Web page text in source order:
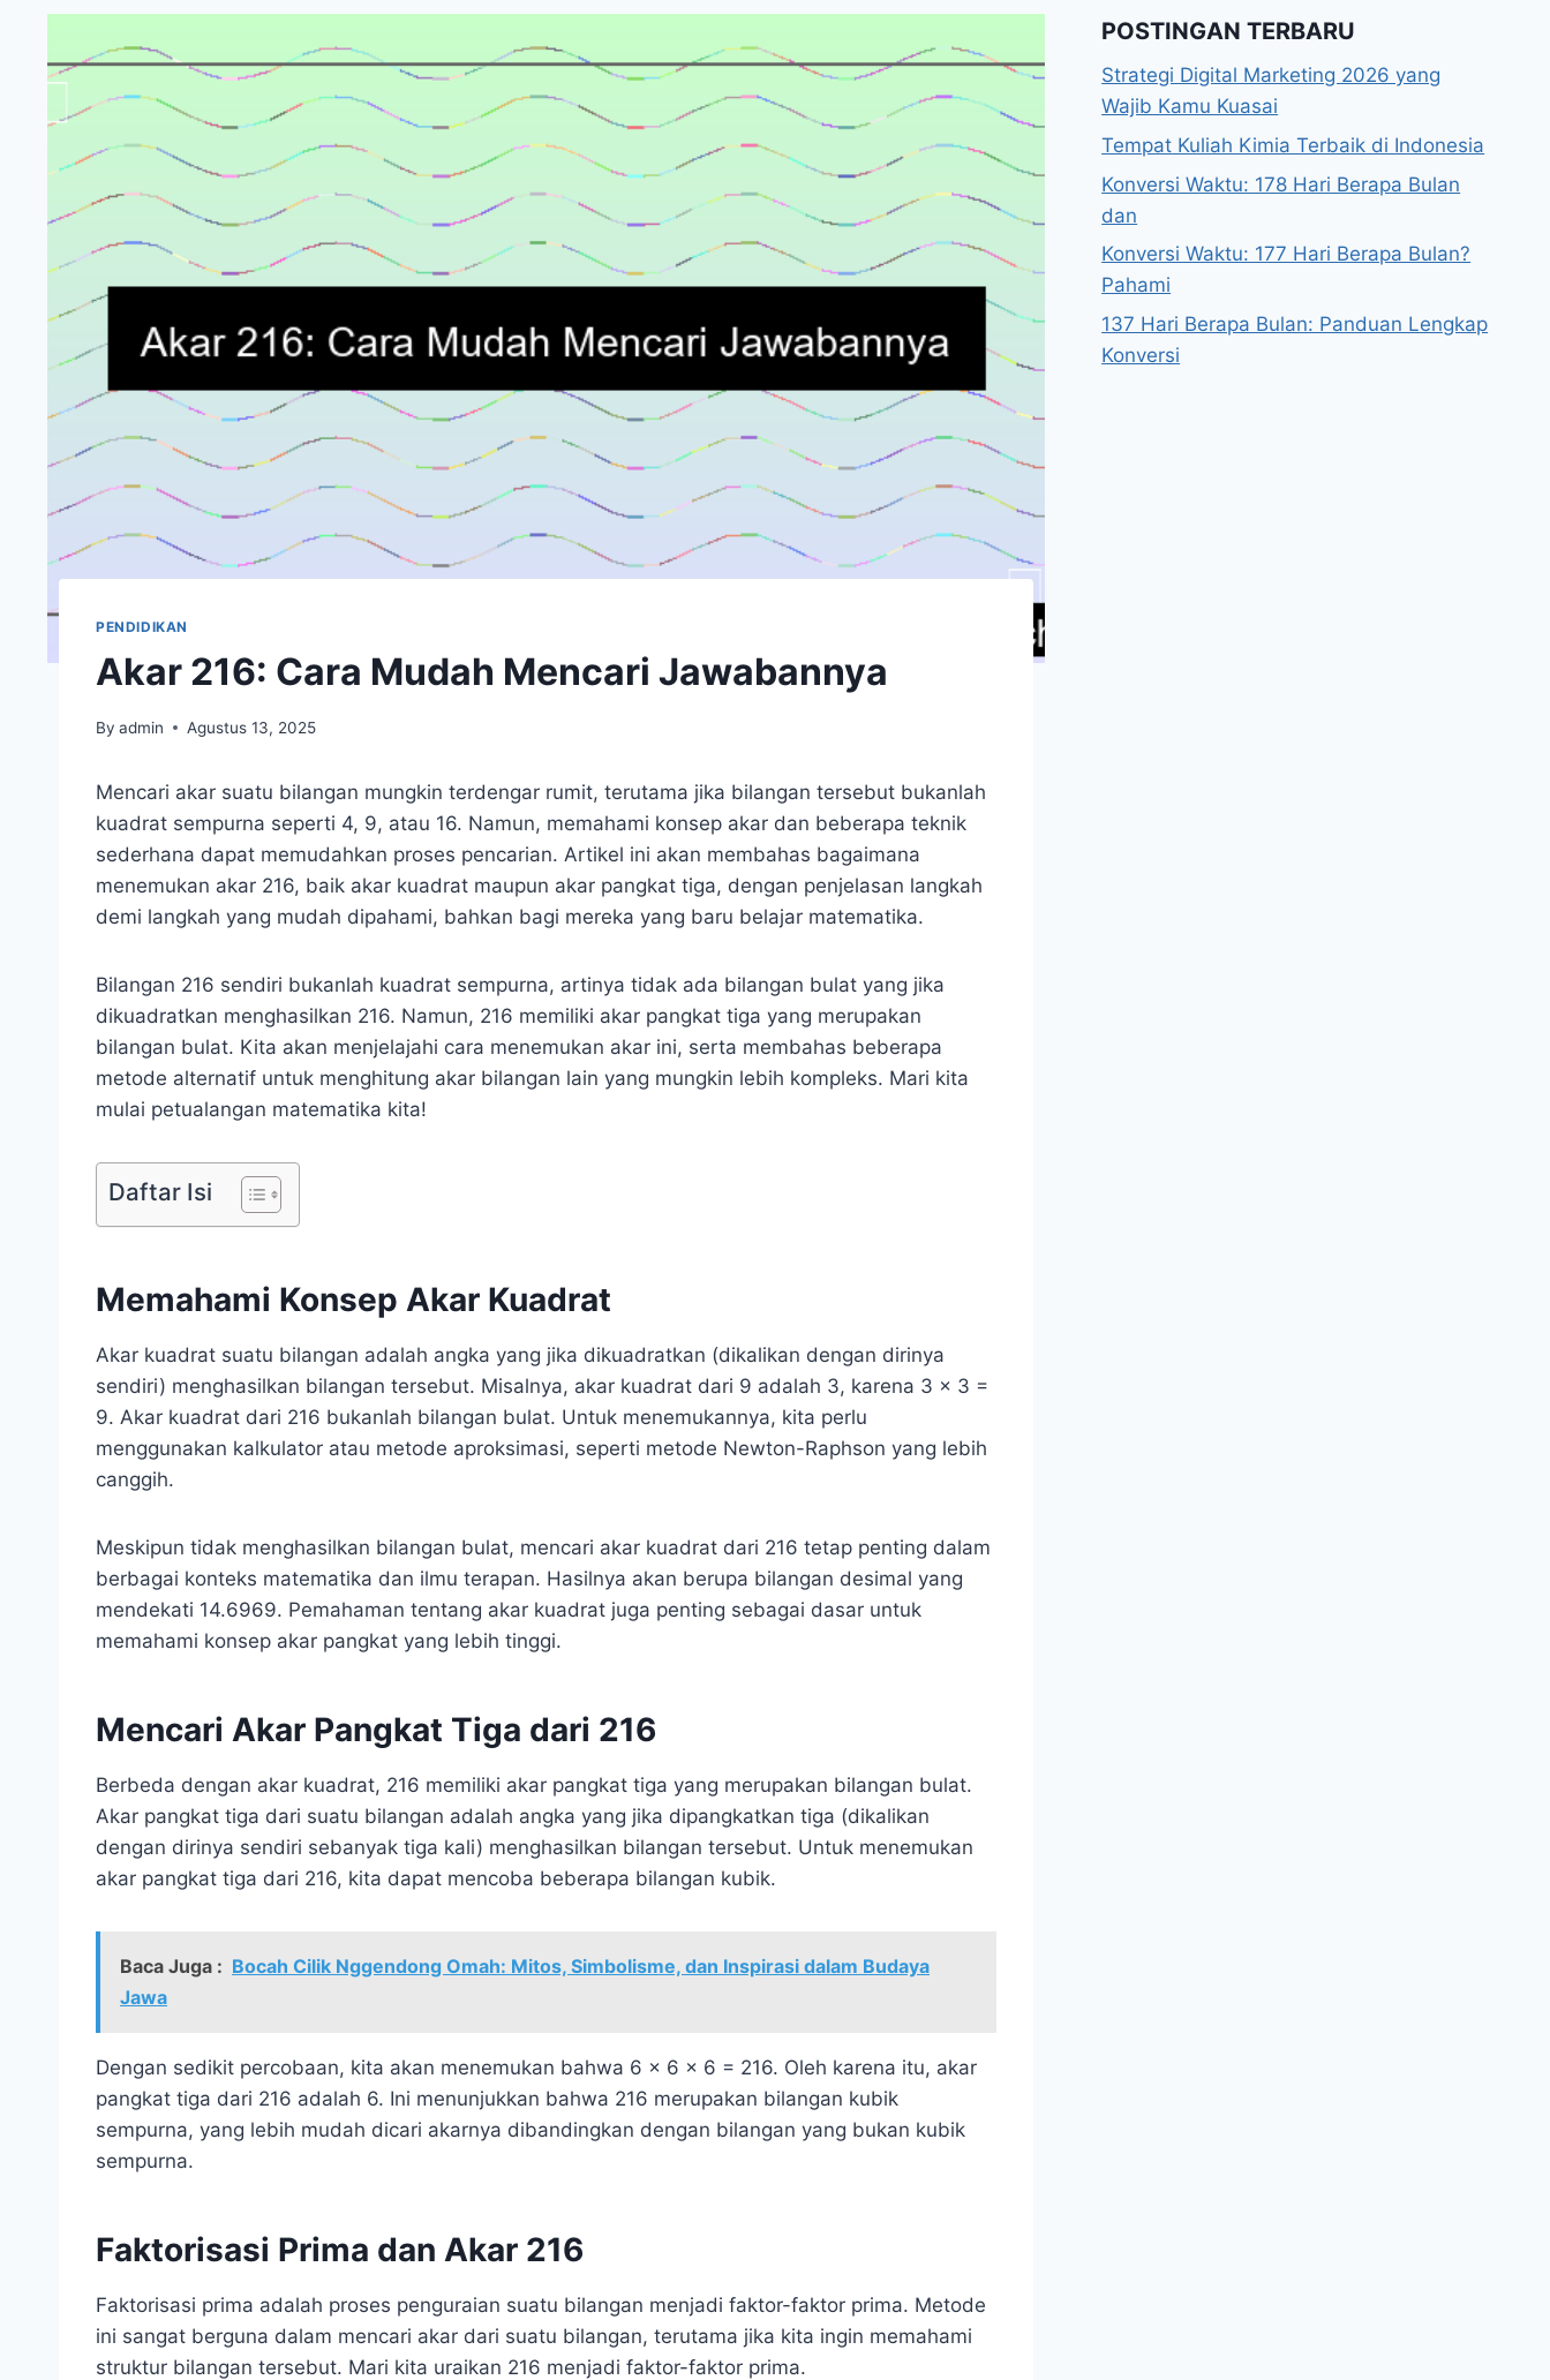
PENDIDIKAN
Akar 216: Cara Mudah Mencari Jawabannya
By admin Agustus 13, 2025
Mencari akar suatu bilangan mungkin terdengar rumit, terutama jika bilangan tersebut bukanlah
kuadrat sempurna seperti 4, 9, atau 16. Namun, memahami konsep akar dan beberapa teknik
sederhana dapat memudahkan proses pencarian. Artikel ini akan membahas bagaimana
menemukan akar 216, baik akar kuadrat maupun akar pangkat tiga, dengan penjelasan langkah
demi langkah yang mudah dipahami, bahkan bagi mereka yang baru belajar matematika.
Bilangan 216 sendiri bukanlah kuadrat sempurna, artinya tidak ada bilangan bulat yang jika
dikuadratkan menghasilkan 216. Namun, 216 memiliki akar pangkat tiga yang merupakan
bilangan bulat. Kita akan menjelajahi cara menemukan akar ini, serta membahas beberapa
metode alternatif untuk menghitung akar bilangan lain yang mungkin lebih kompleks. Mari kita
mulai petualangan matematika kita!
Daftar Isi
Memahami Konsep Akar Kuadrat
Akar kuadrat suatu bilangan adalah angka yang jika dikuadratkan (dikalikan dengan dirinya
sendiri) menghasilkan bilangan tersebut. Misalnya, akar kuadrat dari 9 adalah 3, karena 3 x 3 =
9. Akar kuadrat dari 216 bukanlah bilangan bulat. Untuk menemukannya, kita perlu
menggunakan kalkulator atau metode aproksimasi, seperti metode Newton-Raphson yang lebih
canggih.
Meskipun tidak menghasilkan bilangan bulat, mencari akar kuadrat dari 216 tetap penting dalam
berbagai konteks matematika dan ilmu terapan. Hasilnya akan berupa bilangan desimal yang
mendekati 14.6969. Pemahaman tentang akar kuadrat juga penting sebagai dasar untuk
memahami konsep akar pangkat yang lebih tinggi.
Mencari Akar Pangkat Tiga dari 216
Berbeda dengan akar kuadrat, 216 memiliki akar pangkat tiga yang merupakan bilangan bulat.
Akar pangkat tiga dari suatu bilangan adalah angka yang jika dipangkatkan tiga (dikalikan
dengan dirinya sendiri sebanyak tiga kali) menghasilkan bilangan tersebut. Untuk menemukan
akar pangkat tiga dari 216, kita dapat mencoba beberapa bilangan kubik.
Baca Juga : Bocah Cilik Nggendong Omah: Mitos, Simbolisme, dan Inspirasi dalam Budaya
Jawa
Dengan sedikit percobaan, kita akan menemukan bahwa 6 x 6 x 6 = 216. Oleh karena itu, akar
pangkat tiga dari 216 adalah 6. Ini menunjukkan bahwa 216 merupakan bilangan kubik
sempurna, yang lebih mudah dicari akarnya dibandingkan dengan bilangan yang bukan kubik
sempurna.
Faktorisasi Prima dan Akar 216
Faktorisasi prima adalah proses penguraian suatu bilangan menjadi faktor-faktor prima. Metode
ini sangat berguna dalam mencari akar dari suatu bilangan, terutama jika kita ingin memahami
struktur bilangan tersebut. Mari kita uraikan 216 menjadi faktor-faktor prima.
POSTINGAN TERBARU
Strategi Digital Marketing 2026 yang
Wajib Kamu Kuasai
Tempat Kuliah Kimia Terbaik di Indonesia
Konversi Waktu: 178 Hari Berapa Bulan
dan
Konversi Waktu: 177 Hari Berapa Bulan?
Pahami
137 Hari Berapa Bulan: Panduan Lengkap
Konversi